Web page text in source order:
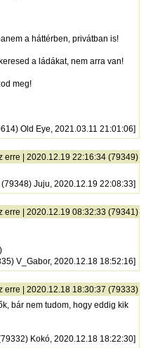
a háttérben, privátban is!
a ládákat, nem arra van!
meg!
Old Eye, 2021.03.11 21:01:06]
erre | 2020.12.19 22:16:34 (79349)
(79348) Juju, 2020.12.19 22:08:33]
erre | 2020.12.19 08:32:33 (79341)
V_Gabor, 2020.12.18 18:52:16]
erre | 2020.12.18 18:30:37 (79333)
bár nem tudom, hogy eddig kik
Kokó, 2020.12.18 18:22:30]